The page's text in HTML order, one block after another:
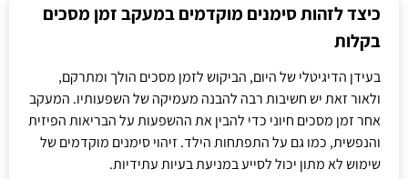
כיצד לזהות סימנים מוקדמים במעקב זמן מסכים
בקלות
בעידן הדיגיטלי של היום, הביקוש לזמן מסכים הולך ומתרקם,
ולאור זאת יש חשיבות רבה להבנה מעמיקה של השפעותיו. המעקב
אחר זמן מסכים חיוני כדי להבין את ההשפעות על הבריאות הפיזית
והנפשית, כמו גם על התפתחות הילד. זיהוי סימנים מוקדמים של
שימוש לא מתון יכול לסייע במניעת בעיות עתידיות.